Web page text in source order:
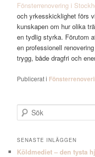
Fönsterrenovering i
och yrkesskicklighet förs
kunskapen om hur olika
en tydlig styrka. Förutom
en professionell
trygg, både dragfri och
Publicerat i
ö
SENASTE INLÄGGEN
Köldmediet – den tysta